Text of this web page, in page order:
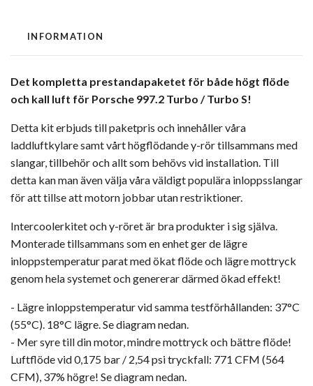
INFORMATION
Det kompletta prestandapaketet för både högt flöde
och kall luft för Porsche 997.2 Turbo / Turbo S!
Detta kit erbjuds till paketpris och innehåller våra
laddluftkylare samt vårt högflödande y-rör tillsammans med
slangar, tillbehör och allt som behövs vid installation. Till
detta kan man även välja våra väldigt populära inloppsslangar
för att tillse att motorn jobbar utan restriktioner.
Intercoolerkitet och y-röret är bra produkter i sig själva.
Monterade tillsammans som en enhet ger de lägre
inloppstemperatur parat med ökat flöde och lägre mottryck
genom hela systemet och genererar därmed ökad effekt!
- Lägre inloppstemperatur vid samma testförhållanden: 37°C
(55°C). 18°C lägre. Se diagram nedan.
- Mer syre till din motor, mindre mottryck och bättre flöde!
Luftflöde vid 0,175 bar / 2,54 psi tryckfall: 771 CFM (564
CFM), 37% högre! Se diagram nedan.